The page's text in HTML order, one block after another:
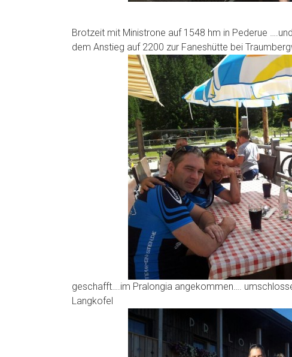
Brotzeit mit Ministrone auf 1548 hm in Pederue
dem Anstieg auf 2200 zur Faneshütte bei
geschafft….im Pralongia angekommen….
Langkofel